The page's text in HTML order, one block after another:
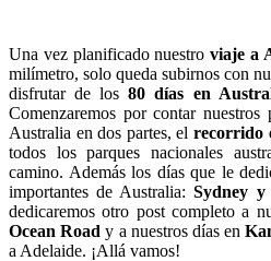
Una vez planificado nuestro viaje a
milímetro, solo queda subirnos con
disfrutar de los80 días en
Comenzaremos por contar
Australia en dos partes, el recorrido
todos los parques nacionales
camino. Además los días que le
importantes de Australia:Sydney y
dedicaremos otro post completo a
Ocean Road y a nuestros días en
a Adelaide. ¡Allá vamos!